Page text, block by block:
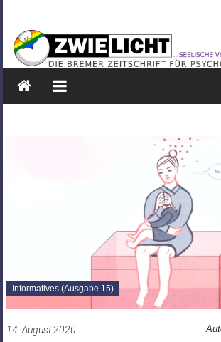
springen
ZWIELICHT
BREMEN
DIE
Informatives (Ausgabe 15)
14. August 2020